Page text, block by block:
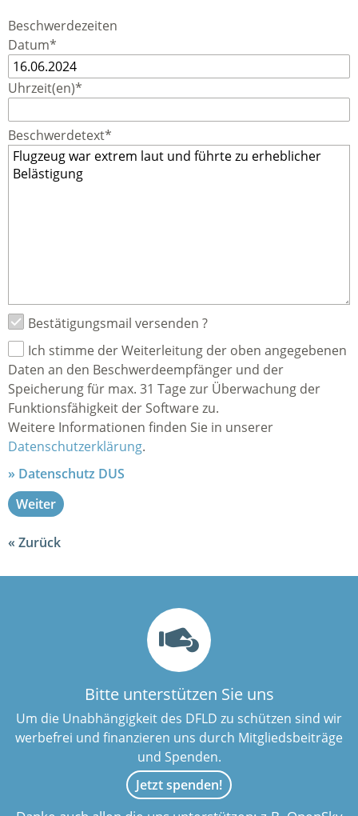
Beschwerdezeiten
Datum*
Uhrzeit(en)*
Beschwerdetext*
Bestätigungsmail versenden ?
Ich stimme der Weiterleitung der oben angegebenen
Daten an den Beschwerdeempfänger und der
Speicherung für max. 31 Tage zur Überwachung der
Funktionsfähigkeit der Software zu.
Weitere Informationen finden Sie in unserer
Datenschutzerklärung.
Datenschutz DUS
Weiter
Zurück
Bitte unterstützen Sie uns
Um die Unabhängigkeit des DFLD zu schützen sind wir
werbefrei und finanzieren uns durch Mitgliedsbeiträge
und Spenden.
Jetzt spenden!